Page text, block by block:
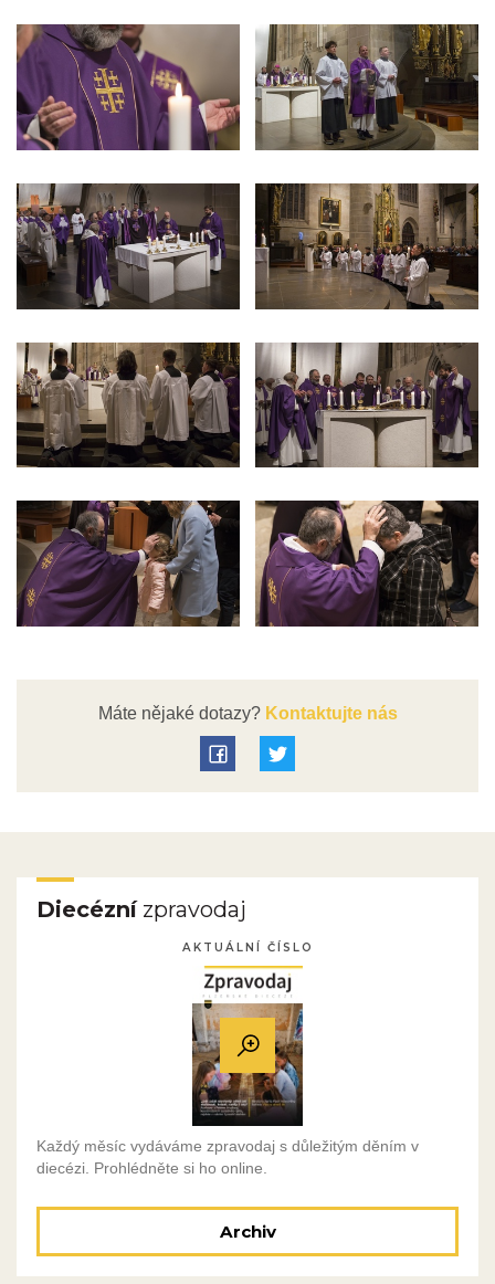
Máte nějaké dotazy?Kontaktujte nás
Diecéznízpravodaj
AKTUÁLNÍ ČÍSLO
Každý měsíc vydáváme zpravodaj s důležitým děním v
diecézi. Prohlédněte si ho online.
Archiv